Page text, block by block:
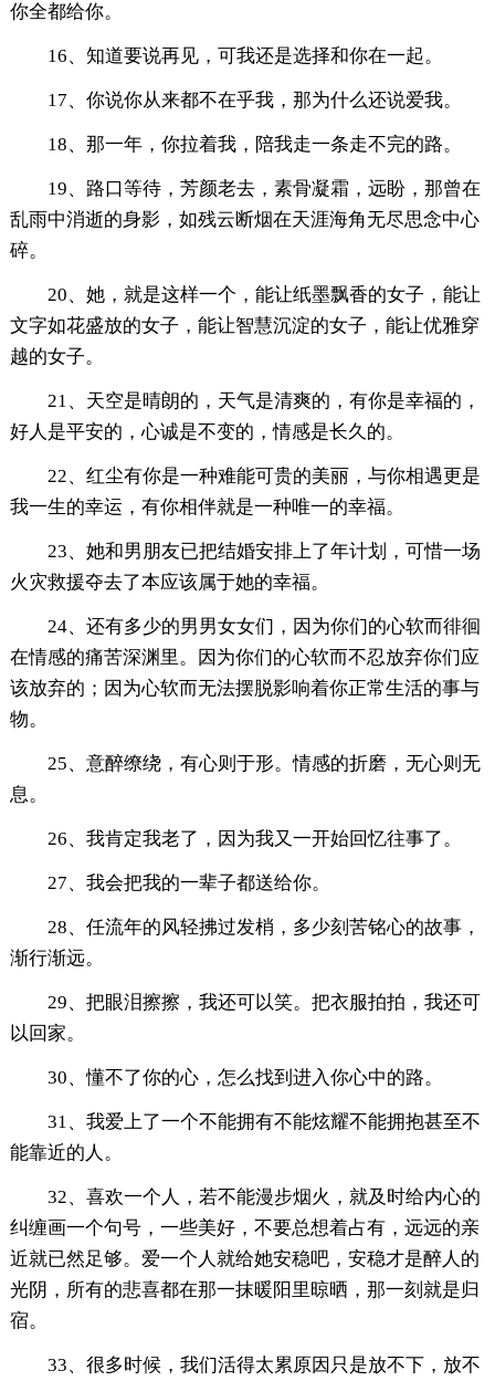
你全都给你。
16、知道要说再见，可我还是选择和你在一起。
17、你说你从来都不在乎我，那为什么还说爱我。
18、那一年，你拉着我，陪我走一条走不完的路。
19、路口等待，芳颜老去，素骨凝霜，远盼，那曾在
乱雨中消逝的身影，如残云断烟在天涯海角无尽思念中心
碎。
20、她，就是这样一个，能让纸墨飘香的女子，能让
文字如花盛放的女子，能让智慧沉淀的女子，能让优雅穿
越的女子。
21、天空是晴朗的，天气是清爽的，有你是幸福的，
好人是平安的，心诚是不变的，情感是长久的。
22、红尘有你是一种难能可贵的美丽，与你相遇更是
我一生的幸运，有你相伴就是一种唯一的幸福。
23、她和男朋友已把结婚安排上了年计划，可惜一场
火灾救援夺去了本应该属于她的幸福。
24、还有多少的男男女女们，因为你们的心软而徘徊
在情感的痛苦深渊里。因为你们的心软而不忍放弃你们应
该放弃的；因为心软而无法摆脱影响着你正常生活的事与
物。
25、意醉缭绕，有心则于形。情感的折磨，无心则无
息。
26、我肯定我老了，因为我又一开始回忆往事了。
27、我会把我的一辈子都送给你。
28、任流年的风轻拂过发梢，多少刻苦铭心的故事，
渐行渐远。
29、把眼泪擦擦，我还可以笑。把衣服拍拍，我还可
以回家。
30、懂不了你的心，怎么找到进入你心中的路。
31、我爱上了一个不能拥有不能炫耀不能拥抱甚至不
能靠近的人。
32、喜欢一个人，若不能漫步烟火，就及时给内心的
纠缠画一个句号，一些美好，不要总想着占有，远远的亲
近就已然足够。爱一个人就给她安稳吧，安稳才是醉人的
光阴，所有的悲喜都在那一抹暖阳里晾晒，那一刻就是归
宿。
33、很多时候，我们活得太累原因只是放不下，放不